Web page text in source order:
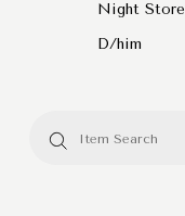
Night Store
D/him